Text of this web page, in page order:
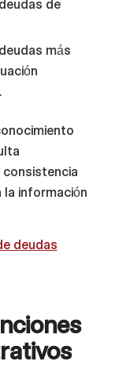
de
más
consistencia
la información
deudas